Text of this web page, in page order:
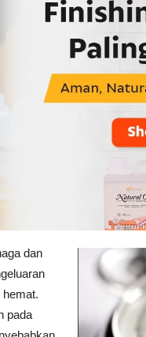
dan
hemat.
pada